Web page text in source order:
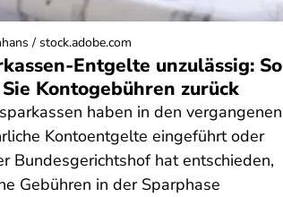
Entgelte unzulässig: So
Kontogebühren zurück
haben in den vergangenen
Kontoentgelte eingeführt oder
Bundesgerichtshof hat entschieden,
Gebühren in der Sparphase
/ stock.adobe.com